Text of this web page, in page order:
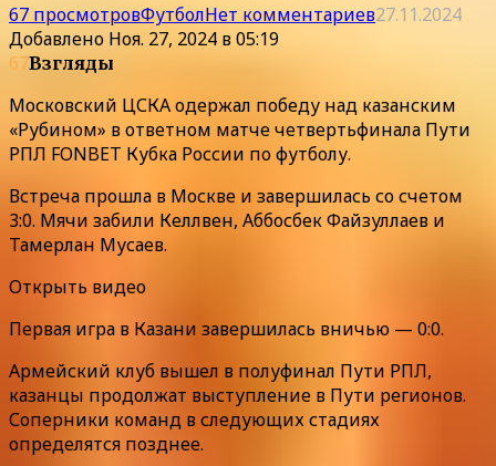
67 просмотровФутболНет комментариев27.11.2024
Добавлено Ноя. 27, 2024 в 05:19
67Взгляды
Московский ЦСКА одержал победу над казанским
«Рубином» в ответном матче четвертьфинала Пути
РПЛ FONBET Кубка России по футболу.
Встреча прошла в Москве и завершилась со счетом
3:0. Мячи забили Келлвен, Аббосбек Файзуллаев и
Тамерлан Мусаев.
Открыть видео
Первая игра в Казани завершилась вничью — 0:0.
Армейский клуб вышел в полуфинал Пути РПЛ,
казанцы продолжат выступление в Пути регионов.
Соперники команд в следующих стадиях
определятся позднее.